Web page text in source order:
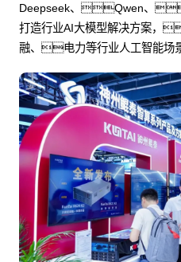
Deepseek、Qwen、
打造行业AI大模型解决方案
融、电力等行业人工智能